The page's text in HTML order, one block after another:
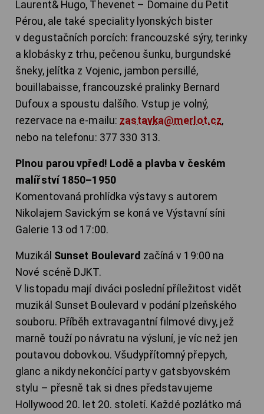
Laurent& Hugo, Thevenet – Domaine du Petit
Pérou, ale také speciality lyonských bister
v degustačních porcích: francouzské sýry, terinky
a klobásky z trhu, pečenou šunku, burgundské
šneky, jelítka z Vojenic, jambon persillé,
bouillabaisse, francouzské pralinky Bernard
Dufoux a spoustu dalšího. Vstup je volný,
rezervace na e-mailu: zastavka@merlot.cz,
nebo na telefonu: 377 330 313.
Plnou parou vpřed! Lodě a plavba v českém
malířství 1850–1950
Komentovaná prohlídka výstavy s autorem
Nikolajem Savickým se koná ve Výstavní síni
Galerie 13 od 17:00.
Muzikál Sunset Boulevard začíná v 19:00 na
Nové scéně DJKT.
V listopadu mají diváci poslední příležitost vidět
muzikál Sunset Boulevard v podání plzeňského
souboru. Příběh extravagantní filmové divy, jež
marně touží po návratu na výsluní, je víc než jen
poutavou dobovkou. Všudypřítomný přepych,
glanc a nikdy nekončící party v gatsbyovském
stylu – přesně tak si dnes představujeme
Hollywood 20. let 20. století. Každé pozlátko má